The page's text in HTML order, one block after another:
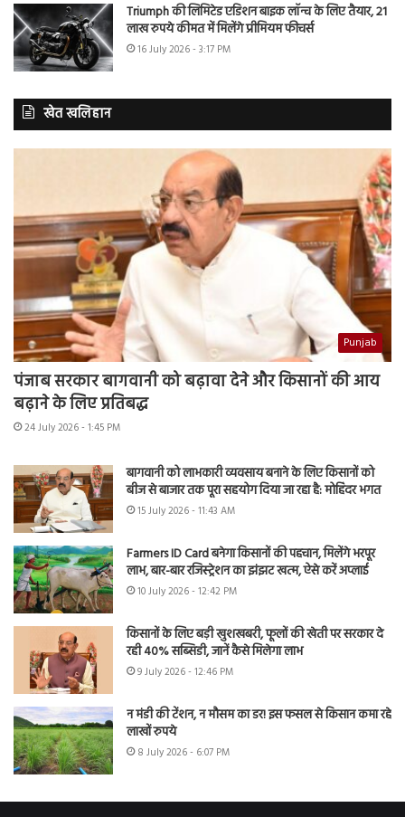
Triumph की लिमिटेड एडिशन बाइक लॉन्च के लिए तैयार, 21
लाख रुपये कीमत में मिलेंगे प्रीमियम फीचर्स
16 July 2026 - 3:17 PM
खेत खलिहान
Punjab
पंजाब सरकार बागवानी को बढ़ावा देने और किसानों की आय
बढ़ाने के लिए प्रतिबद्ध
24 July 2026 - 1:45 PM
बागवानी को लाभकारी व्यवसाय बनाने के लिए किसानों को
बीज से बाजार तक पूरा सहयोग दिया जा रहा है: मोहिंदर भगत
15 July 2026 - 11:43 AM
Farmers ID Card बनेगा किसानों की पहचान, मिलेंगे भरपूर
लाभ, बार-बार रजिस्ट्रेशन का झंझट खत्म, ऐसे करें अप्लाई
10 July 2026 - 12:42 PM
किसानों के लिए बड़ी खुशखबरी, फूलों की खेती पर सरकार दे
रही 40% सब्सिडी, जानें कैसे मिलेगा लाभ
9 July 2026 - 12:46 PM
न मंडी की टेंशन, न मौसम का डर! इस फसल से किसान कमा रहे
लाखों रुपये
8 July 2026 - 6:07 PM